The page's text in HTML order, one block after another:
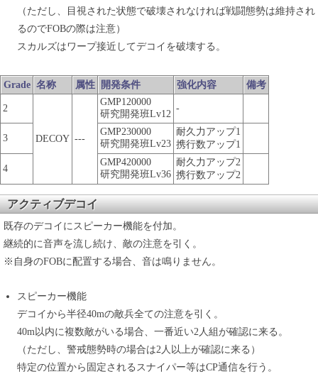
（ただし、目視された状態で破壊されなければ戦闘態勢は維持され
るのでFOBの際は注意）
スカルズはワープ接近してデコイを破壊する。
Grade 名称 属性 開発条件 強化内容 備考
2
DECOY ---
GMP120000
研究開発班Lv12
-
3
GMP230000
研究開発班Lv23
耐久力アップ1
携行数アップ1
4
GMP420000
研究開発班Lv36
耐久力アップ2
携行数アップ2
アクティブデコイ
既存のデコイにスピーカー機能を付加。
継続的に音声を流し続け、敵の注意を引く。
※自身のFOBに配置する場合、音は鳴りません。
スピーカー機能
デコイから半径40mの敵兵全ての注意を引く。
40m以内に複数敵がいる場合、一番近い2人組が確認に来る。
（ただし、警戒態勢時の場合は2人以上が確認に来る）
特定の位置から固定されるスナイパー等はCP通信を行う。